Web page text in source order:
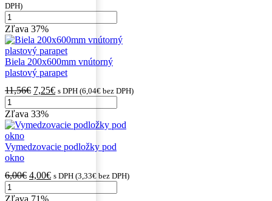
25,19€.12,00€.
DPH)
množstvo
biela
600x600mm
žalúzia
na
okno
600x600mm
Zľava 37%
Biela 200x600mm vnútorný
plastový parapet
11,56€ Pôvodná
bola:
11,56€.
7,25€Aktuálna
je:
7,25€.
s DPH (6,04€ bez DPH)
množstvo
Biela
200x600mm
vnútorný
plastový
parapet
Zľava 33%
Vymedzovacie podložky pod
okno
6,00€ Pôvodná
bola:
4,00€Aktuálna
je:
s DPH (3,33€ bez DPH)
množstvo
Vymedzovacie